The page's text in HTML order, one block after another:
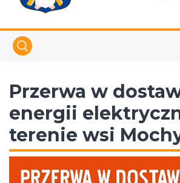
Przerwa w
energii
terenie wsi